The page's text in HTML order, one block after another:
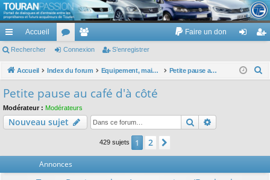
TouranPassion
Le forum des propriétaires ou futurs acquéreurs du Volkswagen Touran
cc
ès
pi
de
Accueil
or
u
e
m
Faire un don
ne nr
Rechercher Connexion S’enregistrer
Accueil Index du forum Equipement, maison, famille, passion, hobby, détente, ... Petite pause au café d'à côté
Petite pause au café d'à côté
Modérateur : Modérateurs
Nouveau sujet Rechercher
429 sujets 1 2
Annonces